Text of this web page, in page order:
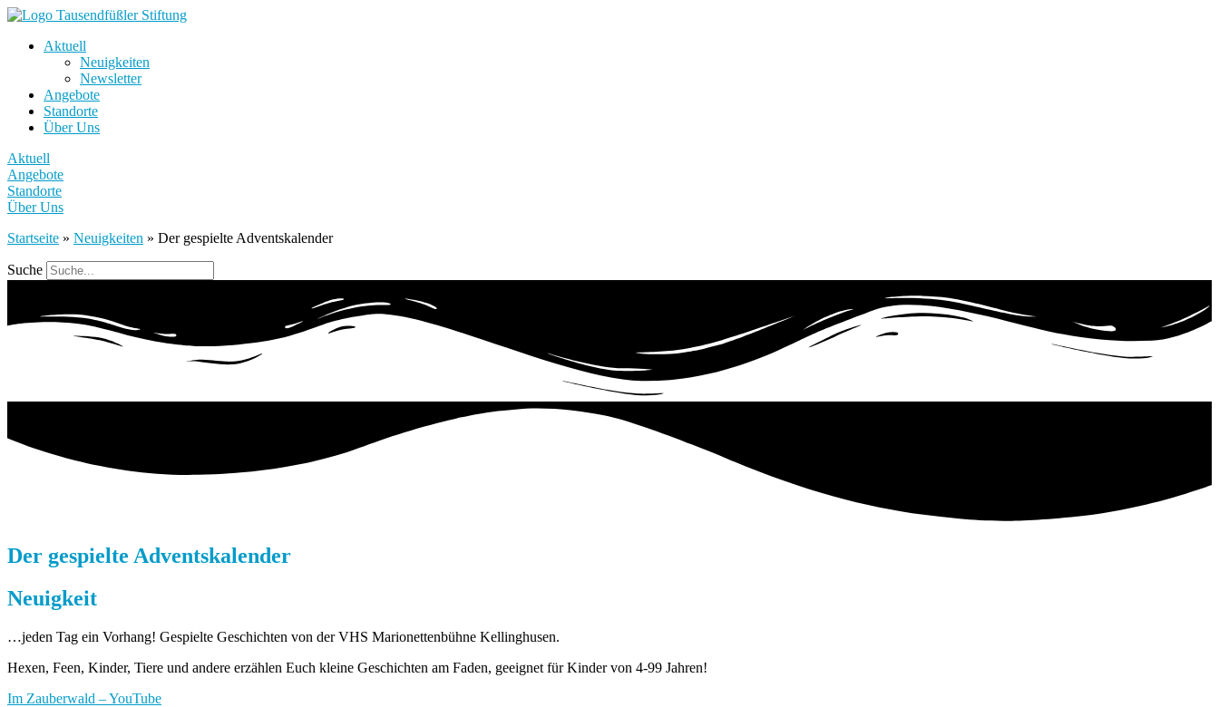
Aktuell
Neuigkeiten
Newsletter
Angebote
Standorte
Über Uns
Aktuell
Angebote
Standorte
Über Uns
Startseite » Neuigkeiten » Der gespielte Adventskalender
Suche
Der gespielte Adventskalender
Neuigkeit
…jeden Tag ein Vorhang! Gespielte Geschichten von der VHS Marionettenbühne Kellinghusen.
Hexen, Feen, Kinder, Tiere und andere erzählen Euch kleine Geschichten am Faden, geeignet für Kinder von 4-99 Jahren!
Im Zauberwald – YouTube